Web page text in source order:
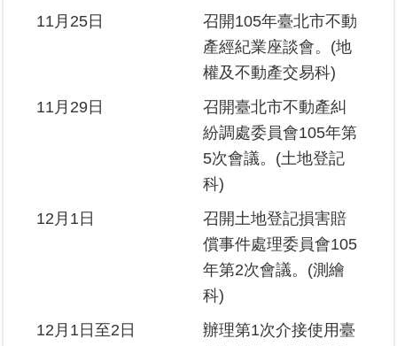
11月25日
召開105年臺北市不動
產經紀業座談會。(地
權及不動產交易科)
11月29日
召開臺北市不動產糾
紛調處委員會105年第
5次會議。(土地登記
科)
12月1日
召開土地登記損害賠
償事件處理委員會105
年第2次會議。(測繪
科)
12月1日至2日
辦理第1次介接使用臺